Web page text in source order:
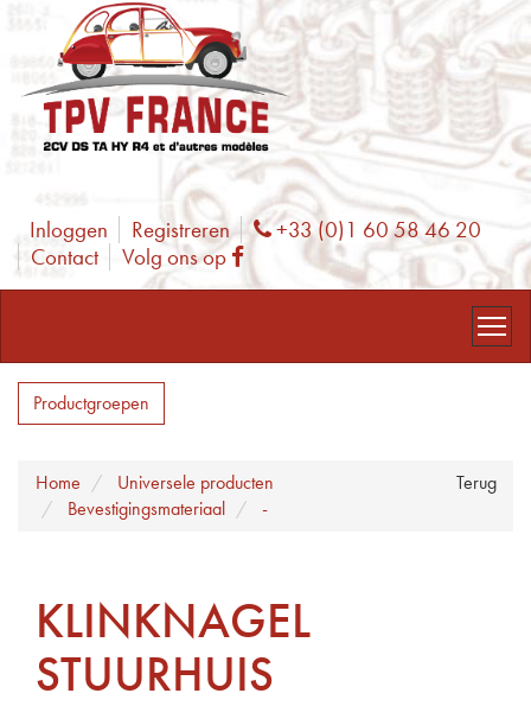
Inloggen Registreren Phone
+33 (0)1 60 58 46 20
Contact
Volg ons op Facebook
Productgroepen
Terug
Home
Universele producten
Bevestigingsmateriaal
-
KLINKNAGEL
STUURHUIS